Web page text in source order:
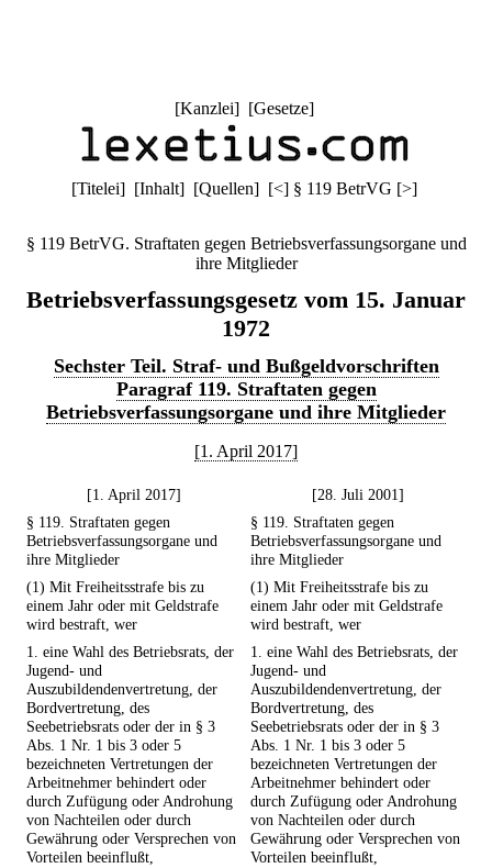
[Kanzlei] [Gesetze]
[Titelei] [Inhalt] [Quellen] [<] § 119 BetrVG [>]
§ 119 BetrVG. Straftaten gegen Betriebsverfassungsorgane und
ihre Mitglieder
Betriebsverfassungsgesetz vom 15. Januar
1972
Sechster Teil. Straf- und Bußgeldvorschriften
Paragraf 119. Straftaten gegen
Betriebsverfassungsorgane und ihre Mitglieder
[1. April 2017]
[1. April 2017]
[28. Juli 2001]
§ 119. Straftaten gegen
Betriebsverfassungsorgane und
ihre Mitglieder
§ 119. Straftaten gegen
Betriebsverfassungsorgane und
ihre Mitglieder
(1) Mit Freiheitsstrafe bis zu
einem Jahr oder mit Geldstrafe
wird bestraft, wer
(1) Mit Freiheitsstrafe bis zu
einem Jahr oder mit Geldstrafe
wird bestraft, wer
1. eine Wahl des Betriebsrats, der
Jugend- und
Auszubildendenvertretung, der
Bordvertretung, des
Seebetriebsrats oder der in § 3
Abs. 1 Nr. 1 bis 3 oder 5
bezeichneten Vertretungen der
Arbeitnehmer behindert oder
durch Zufügung oder Androhung
von Nachteilen oder durch
Gewährung oder Versprechen von
Vorteilen beeinflußt,
1. eine Wahl des Betriebsrats, der
Jugend- und
Auszubildendenvertretung, der
Bordvertretung, des
Seebetriebsrats oder der in § 3
Abs. 1 Nr. 1 bis 3 oder 5
bezeichneten Vertretungen der
Arbeitnehmer behindert oder
durch Zufügung oder Androhung
von Nachteilen oder durch
Gewährung oder Versprechen von
Vorteilen beeinflußt,